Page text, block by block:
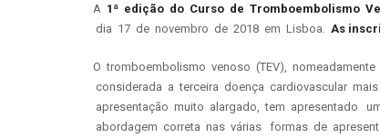
A 1ª edição do Curso de Tromboembolismo
dia 17 de novembro de 2018 em Lisboa. As
O tromboembolismo venoso (TEV),
considerada a terceira doença cardiovascular
apresentação muito alargado, tem apresentado
abordagem correta nas várias formas de